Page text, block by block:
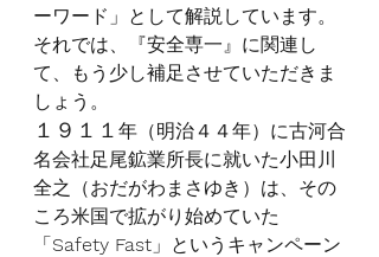
ーワード」として解説しています。
それでは、『安全専一』に関連し
て、もう少し補足させていただきま
しょう。
１９１１ 年（明治４４年）に古河合
名会社足尾鉱業所長に就いた小田川
全之（おだがわまさゆき）は、その
ころ米国で拡がり始めていた
「Safety Fast 」というキャンペーン